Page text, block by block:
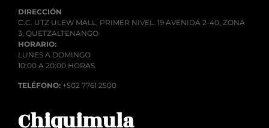
DIRECCIÓN
C.C. UTZ ULEW MALL, PRIMER NIVEL. 19 AVENIDA 2-40, ZONA
3, QUETZALTENANGO
HORARIO:
LUNES A DOMINGO
10:00 A 20:00 HORAS
TELÉFONO: +502 7761 2500
Chiquimula